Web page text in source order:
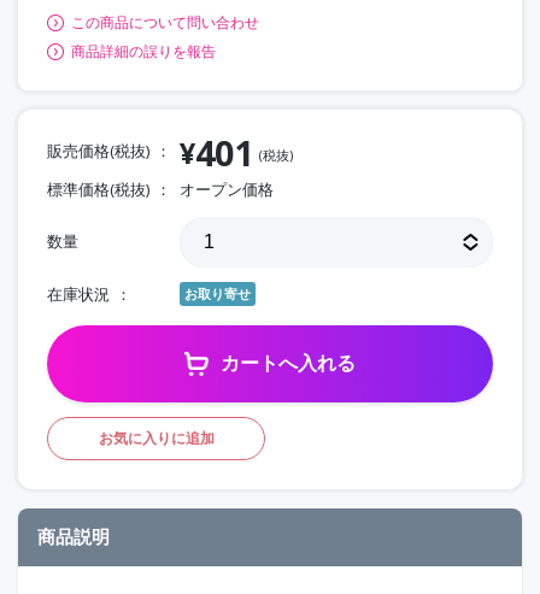
この商品について問い合わせ
商品詳細の誤りを報告
販売価格(税抜) ¥401 (税抜)
標準価格(税抜) オープン価格
数量
在庫状況 お取り寄せ
カートへ入れる
お気に入りに追加
商品説明